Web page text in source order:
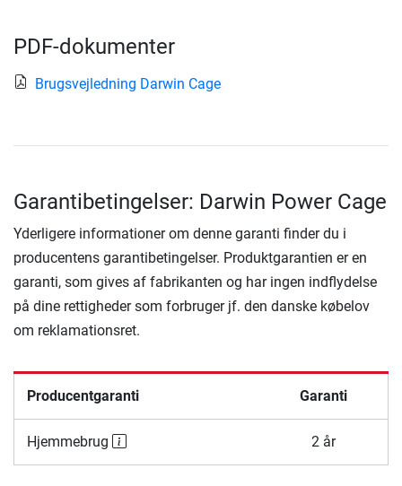
PDF-dokumenter
Brugsvejledning Darwin Cage
Garantibetingelser: Darwin Power Cage
Yderligere informationer om denne garanti finder du i
producentens garantibetingelser. Produktgarantien er en
garanti, som gives af fabrikanten og har ingen indflydelse
på dine rettigheder som forbruger jf. den danske købelov
om reklamationsret.
Producentgaranti Garanti
Hjemmebrug 2 år